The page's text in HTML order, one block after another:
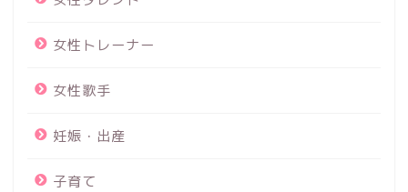
女性トレーナー
女性歌手
妊娠・出産
子育て